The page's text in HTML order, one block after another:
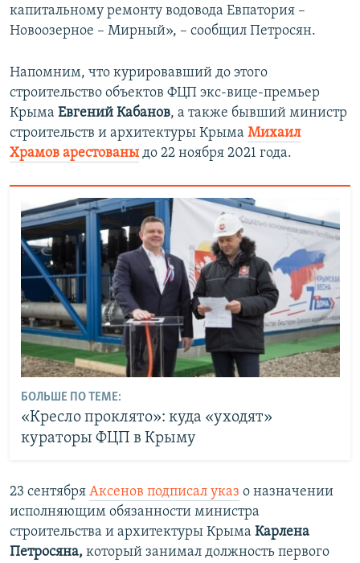
капитальному ремонту водовода Евпатория –
Новоозерное – Мирный», – сообщил Петросян.
Напомним, что курировавший до этого
строительство объектов ФЦП экс-вице-премьер
Крыма Евгений Кабанов, а также бывший министр
строительств и архитектуры Крыма Михаил
Храмов арестованы до 22 ноября 2021 года.
БОЛЬШЕ ПО ТЕМЕ:
«Кресло проклято»: куда «уходят»
кураторы ФЦП в Крыму
23 сентября Аксенов подписал указ о назначении
исполняющим обязанности министра
строительства и архитектуры Крыма Карлена
Петросяна, который занимал должность первого